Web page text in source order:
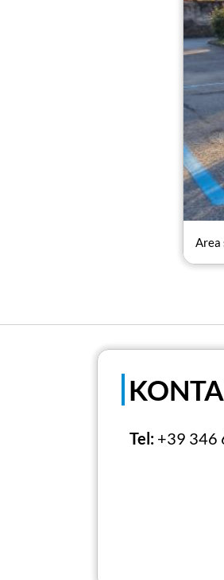
Area
Tel: +39 346